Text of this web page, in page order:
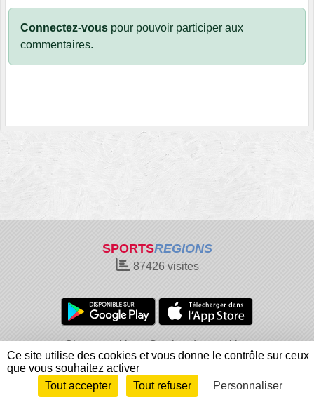
Connectez-vous pour pouvoir participer aux
commentaires.
SPORTSREGIONS
87426visites
Charte cookies
Gestion des cookies
Informations légales
Signaler un contenu inapproprié
Envie de participer ? Connexion
Ce site utilise des cookies et vous donne le contrôle sur ceux
que vous souhaitez activer
Tout accepter
Tout refuser Personnaliser